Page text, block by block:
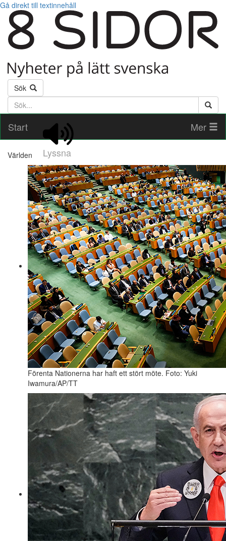
Gå direkt till textinnehåll
Sök
Söktext
Start
Lyssna
Mer
Världen
Förenta Nationerna har haft ett stört möte. Foto: Yuki
Iwamura/AP/TT